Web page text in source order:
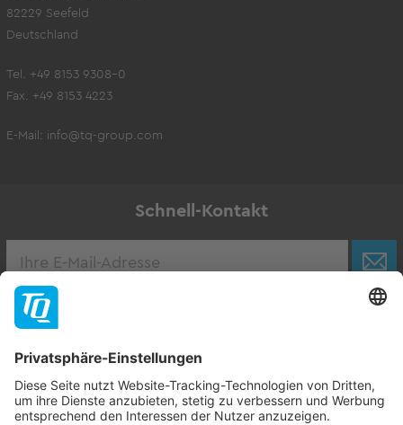
82229 Seefeld
Deutschland
Tel. +49 8153 9308-0
Fax. +49 8153 4223
E-Mail: info@tq-group.com
Schnell-Kontakt
Zur Stellenbörse